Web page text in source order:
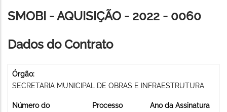
de
SMOBI - AQUISIÇÃO - 2022 - 0060
Dados do Contrato
Órgão:
SECRETARIA MUNICIPAL DE OBRAS E INFRAESTRUTURA
Número do
Processo
Ano da Assinatura